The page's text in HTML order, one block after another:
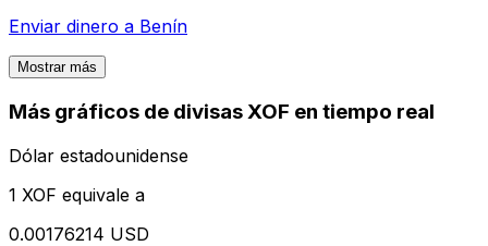
Enviar dinero a Benín
Mostrar más
Más gráficos de divisas XOF en tiempo real
Dólar estadounidense
1 XOF equivale a
0.00176214 USD